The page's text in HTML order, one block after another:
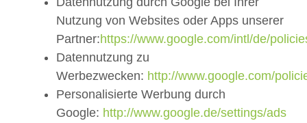
Nutzung von Websites oder Apps unserer
Partner:https://www.google.com/intl/de/
Datennutzung zu
Werbezwecken: http://www.google.com/
Personalisierte Werbung durch
Google: http://www.google.de/settings/ads